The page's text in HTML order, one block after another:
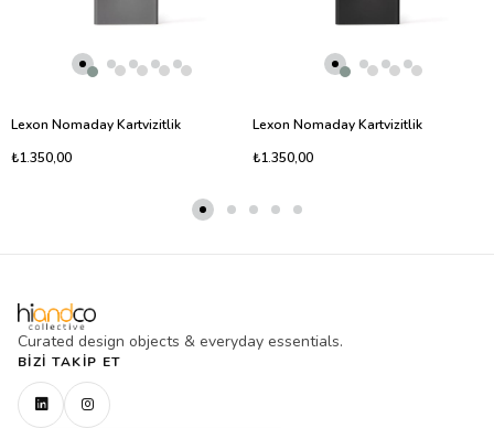
Lexon Nomaday Kartvizitlik
₺1.350,00
Lexon Nomaday Kartvizitlik
₺1.350,00
Curated design objects & everyday essentials.
BIZI TAKIP ET